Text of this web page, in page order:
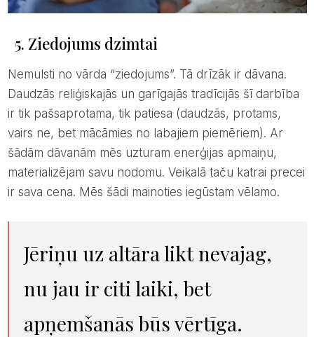
5. Ziedojums dzimtai
Nemulsti no vārda “ziedojums”. Tā drīzāk ir dāvana.
Daudzās reliģiskajās un garīgajās tradīcijās šī darbība
ir tik pašsaprotama, tik patiesa (daudzās, protams,
vairs ne, bet mācāmies no labajiem piemēriem). Ar
šādām dāvanām mēs uzturam enerģijas apmaiņu,
materializējam savu nodomu. Veikalā taču katrai precei
ir sava cena. Mēs šādi mainoties iegūstam vēlamo.
Jēriņu uz altāra likt nevajag,
nu jau ir citi laiki, bet
apņemšanās būs vērtīga.